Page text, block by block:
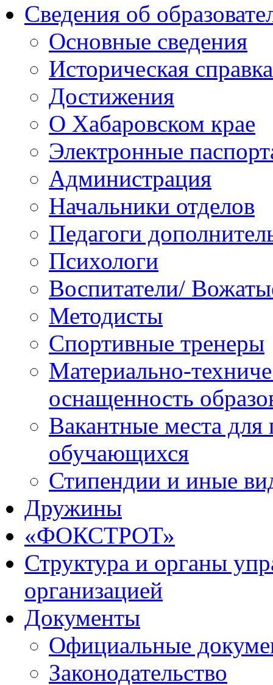
Сведения об
Основные сведения
Историческая справка
Достижения
О Хабаровском крае
Электронные
Администрация
Начальники отделов
Педагоги
Психологи
Воспитатели/
Методисты
Спортивные тренеры
Материально-
оснащенность
Вакантные места для
обучающихся
Стипендии и иные
Дружины
«ФОКСТРОТ»
Структура и органы
организацией
Документы
Официальные
Законодательство